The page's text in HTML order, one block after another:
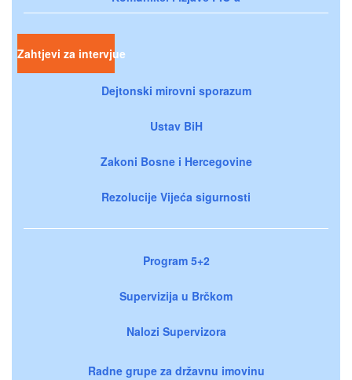
Zahtjevi za intervjue
Dejtonski mirovni sporazum
Ustav BiH
Zakoni Bosne i Hercegovine
Rezolucije Vijeća sigurnosti
Program 5+2
Supervizija u Brčkom
Nalozi Supervizora
Radne grupe za državnu imovinu